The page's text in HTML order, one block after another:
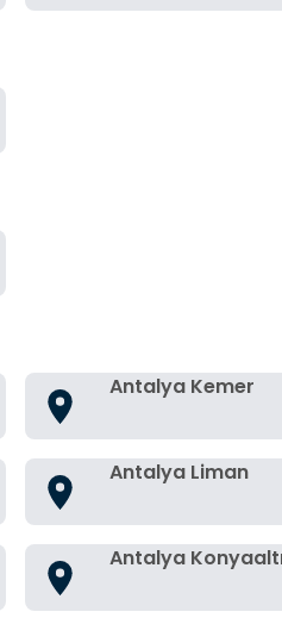
Antalya Kemer
Antalya Liman
Antalya